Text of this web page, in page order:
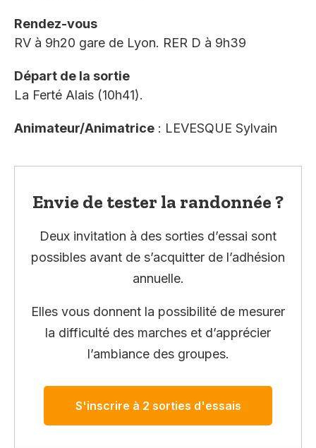
Rendez-vous
RV à 9h20 gare de Lyon. RER D à 9h39
Départ de la sortie
La Ferté Alais (10h41).
Animateur/Animatrice : LEVESQUE Sylvain
Envie de tester la randonnée ?
Deux invitation à des sorties d’essai sont
possibles avant de s’acquitter de l’adhésion
annuelle.
Elles vous donnent la possibilité de mesurer
la difficulté des marches et d’apprécier
l’ambiance des groupes.
S'inscrire à 2 sorties d'essais